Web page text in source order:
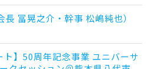
冨晃之介・幹事 松嶋純也）
ト】50周年記念事業 ユニバーサ